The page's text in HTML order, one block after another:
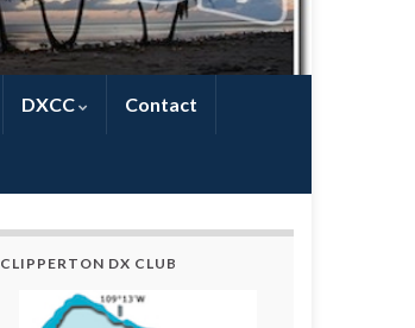
DXCC Contact
CLIPPERTON DX CLUB